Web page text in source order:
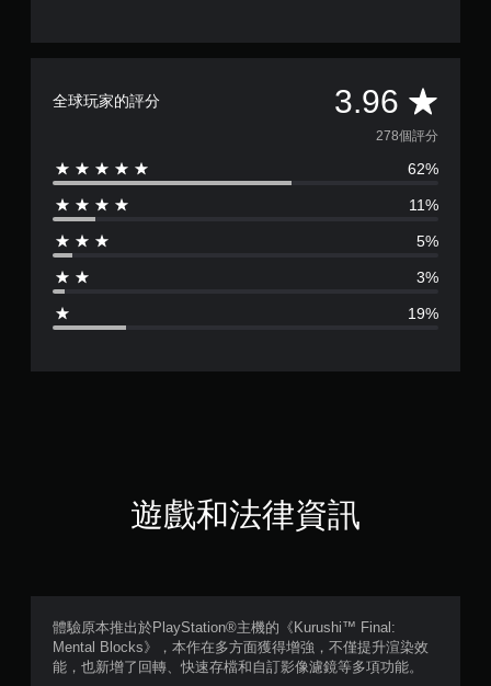
全球玩家的評分 3.96 平
均
評
分
3
9
5
278個評分
62%
11%
5%
3%
19%
遊戲和法律資訊
體驗原本推出於PlayStation®主機的《Kurushi™ Final:
Mental Blocks》，本作在多方面獲得增強，不僅提升渲染效
能，也新增了回轉、快速存檔和自訂影像濾鏡等多項功能。